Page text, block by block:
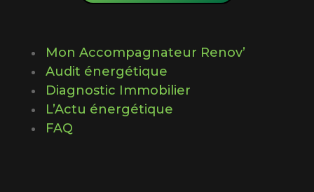
Mon Accompagnateur Renov’
Audit énergétique
Diagnostic Immobilier
L’Actu énergétique
FAQ